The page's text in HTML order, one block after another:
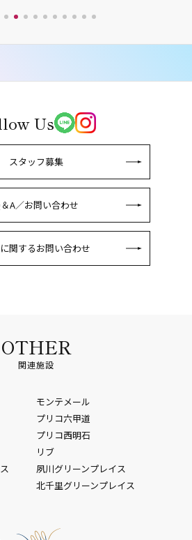
Us
スタッフ募集
A／お問い合わせ
関するお問い合わせ
OTHER
関連施設
モンテメール
プリコ六甲道
プリコ西明石
リブ
夙川グリーンプレイス
北千里グリーンプレイス